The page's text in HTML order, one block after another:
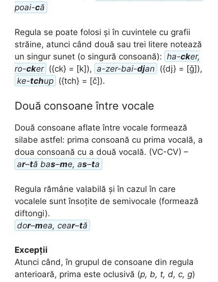
poai-că
Regula se poate folosi și în cuvintele cu grafii
străine, atunci când două sau trei litere notează
un singur sunet (o singură consoană): ha-cker,
ro-cker ({ck} = [k]), a-zer-bai-djan ({dj} = [ǧ]),
ke-tchup ({tch} = [č]).
Două consoane între vocale
Două consoane aflate între vocale formează
silabe astfel: prima consoană cu prima vocală, a
doua consoană cu a două vocală. (VC-CV) –
ar–tă bas–me, as–ta
Regula rămâne valabilă și în cazul în care
vocalele sunt însoțite de semivocale (formează
diftongi).
dor–mea, cear–tă
Excepții
Atunci când, în grupul de consoane din regula
anterioară, prima este oclusivă (p, b, t, d, c, g)